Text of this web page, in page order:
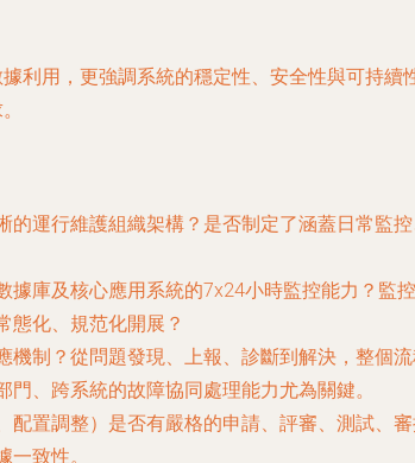
利用，更強調系統的穩定性、安全性與可持
的運行維護組織架構？是否制定了涵蓋日常監
據庫及核心應用系統的7x24小時監控能力？
態化、規范化開展？
機制？從問題發現、上報、診斷到解決，整個
、跨系統的故障協同處理能力尤為關鍵。
配置調整）是否有嚴格的申請、評審、測試、
致性。